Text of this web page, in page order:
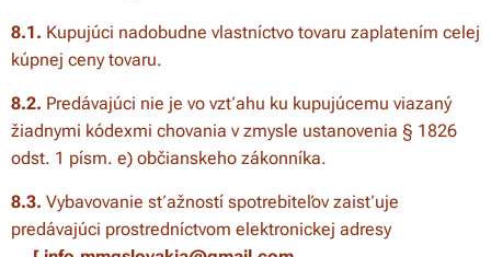
8.1. Kupujúci nadobudne vlastníctvo tovaru zaplatením celej
kúpnej ceny tovaru.
8.2. Predávajúci nie je vo vzťahu ku kupujúcemu viazaný
žiadnymi kódexmi chovania v zmysle ustanovenia § 1826
odst. 1 písm. e) občianskeho zákonníka.
8.3. Vybavovanie sťažností spotrebiteľov zaisťuje
predávajúci prostredníctvom elektronickej adresy